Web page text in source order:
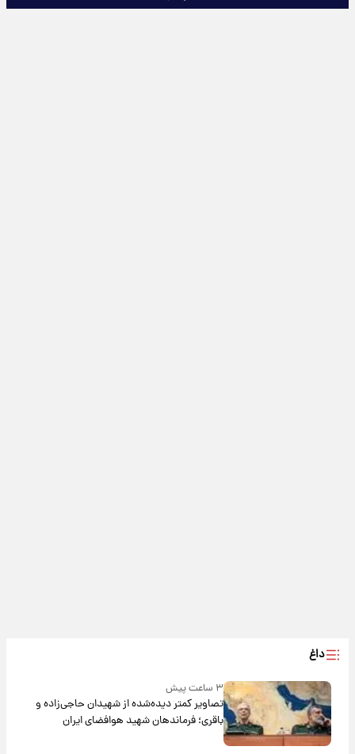
داغ
۳ ساعت پیش
تصاویر کمتر دیده‌شده از شهیدان حاجی‌زاده و
باقری؛ فرماندهان شهید هوافضای ایران